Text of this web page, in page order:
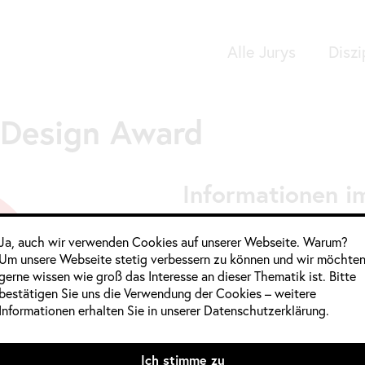
Alle Jurys
Award
Informationen
Jahrgang:2018
Kategorie:Deutschland,Digital
Modedesign , Produktdesign
Quelle:
Mitglieder weiblich:
auch wir verwenden Cookies auf unserer Webseite. Warum?
Um unsere Webseite stetig verbessern zu können und wir möchten
wissen wie groß das Interesse an dieser Thematik ist. Bitte
bestätigen Sie uns die Verwendung der Cookies – weitere
Informationen erhalten Sie in unserer Datenschutzerklärung.
Ich stimme zu